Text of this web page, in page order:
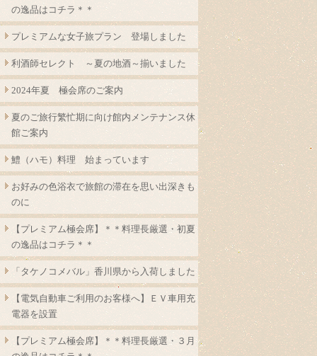
の逸品はコチラ＊＊
プレミアムな女子旅プラン 登場しました
利酒師セレクト ～夏の地酒～揃いました
2024年夏 極会席のご案内
夏のご旅行繁忙期に向け館内メンテナンス休
館ご案内
鱧（ハモ）料理 始まっています
お好みの色浴衣で旅館の滞在を思い出深きも
のに
【プレミアム極会席】＊＊料理長厳選・初夏
の逸品はコチラ＊＊
「タケノコメバル」香川県から入荷しました
【電気自動車ご利用のお客様へ】ＥＶ車用充
電器を設置
【プレミアム極会席】＊＊料理長厳選・３月